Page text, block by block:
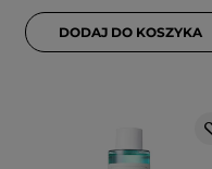
DODAJ DO KOSZYKA